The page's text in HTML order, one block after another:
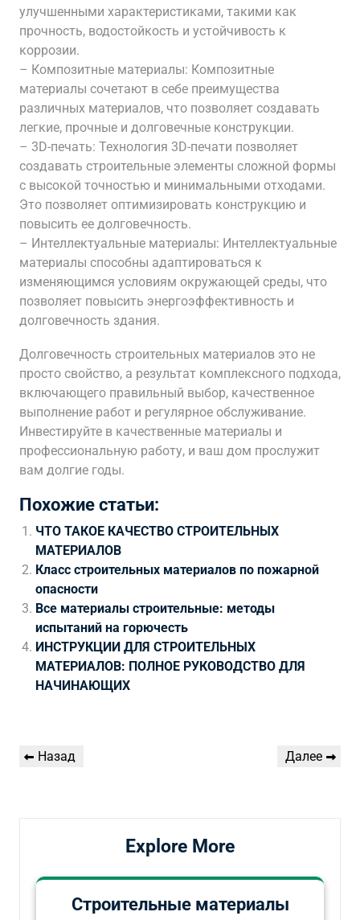
улучшенными характеристиками, такими как
прочность, водостойкость и устойчивость к
коррозии.
– Композитные материалы: Композитные
материалы сочетают в себе преимущества
различных материалов, что позволяет создавать
легкие, прочные и долговечные конструкции.
– 3D-печать: Технология 3D-печати позволяет
создавать строительные элементы сложной формы
с высокой точностью и минимальными отходами.
Это позволяет оптимизировать конструкцию и
повысить ее долговечность.
– Интеллектуальные материалы: Интеллектуальные
материалы способны адаптироваться к
изменяющимся условиям окружающей среды, что
позволяет повысить энергоэффективность и
долговечность здания.
Долговечность строительных материалов это не
просто свойство, а результат комплексного подхода,
включающего правильный выбор, качественное
выполнение работ и регулярное обслуживание.
Инвестируйте в качественные материалы и
профессиональную работу, и ваш дом прослужит
вам долгие годы.
Похожие статьи:
ЧТО ТАКОЕ КАЧЕСТВО СТРОИТЕЛЬНЫХ
МАТЕРИАЛОВ
Класс строительных материалов по пожарной
опасности
Все материалы строительные: методы
испытаний на горючесть
ИНСТРУКЦИИ ДЛЯ СТРОИТЕЛЬНЫХ
МАТЕРИАЛОВ: ПОЛНОЕ РУКОВОДСТВО ДЛЯ
НАЧИНАЮЩИХ
Навигация
Предыдущая
Назад
Следующая
Далее
Explore More
Строительные материалы